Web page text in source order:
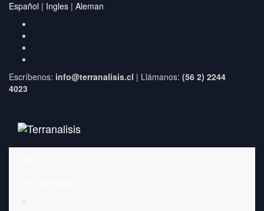
Español | Ingles | Aleman
Escríbenos: info@terranalisis.cl | Llámanos: (56 2) 2244
4023